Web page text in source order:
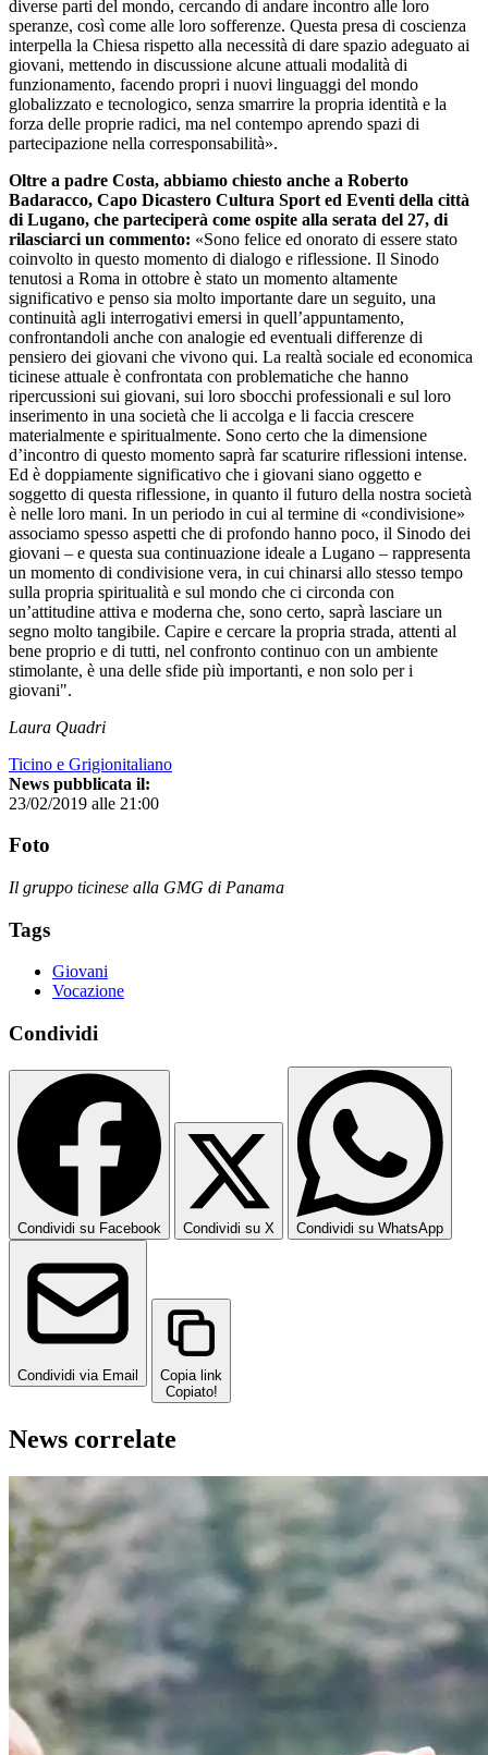
diverse parti del mondo, cercando di andare incontro alle loro
speranze, così come alle loro sofferenze. Questa presa di coscienza
interpella la Chiesa rispetto alla necessità di dare spazio adeguato ai
giovani, mettendo in discussione alcune attuali modalità di
funzionamento, facendo propri i nuovi linguaggi del mondo
globalizzato e tecnologico, senza smarrire la propria identità e la
forza delle proprie radici, ma nel contempo aprendo spazi di
partecipazione nella corresponsabilità».
Oltre a padre Costa, abbiamo chiesto anche a Roberto
Badaracco, Capo Dicastero Cultura Sport ed Eventi della città
di Lugano, che parteciperà come ospite alla serata del 27, di
rilasciarci un commento: «Sono felice ed onorato di essere stato
coinvolto in questo momento di dialogo e riflessione. Il Sinodo
tenutosi a Roma in ottobre è stato un momento altamente
significativo e penso sia molto importante dare un seguito, una
continuità agli interrogativi emersi in quell’appuntamento,
confrontandoli anche con analogie ed eventuali differenze di
pensiero dei giovani che vivono qui. La realtà sociale ed economica
ticinese attuale è confrontata con problematiche che hanno
ripercussioni sui giovani, sui loro sbocchi professionali e sul loro
inserimento in una società che li accolga e li faccia crescere
materialmente e spiritualmente. Sono certo che la dimensione
d’incontro di questo momento saprà far scaturire riflessioni intense.
Ed è doppiamente significativo che i giovani siano oggetto e
soggetto di questa riflessione, in quanto il futuro della nostra società
è nelle loro mani. In un periodo in cui al termine di «condivisione»
associamo spesso aspetti che di profondo hanno poco, il Sinodo dei
giovani – e questa sua continuazione ideale a Lugano – rappresenta
un momento di condivisione vera, in cui chinarsi allo stesso tempo
sulla propria spiritualità e sul mondo che ci circonda con
un’attitudine attiva e moderna che, sono certo, saprà lasciare un
segno molto tangibile. Capire e cercare la propria strada, attenti al
bene proprio e di tutti, nel confronto continuo con un ambiente
stimolante, è una delle sfide più importanti, e non solo per i
giovani".
Laura Quadri
Ticino e Grigionitaliano
News pubblicata il:
23/02/2019 alle 21:00
Foto
Il gruppo ticinese alla GMG di Panama
Tags
Giovani
Vocazione
Condividi
Condividi su Facebook Condividi su X Condividi su WhatsApp
Condividi via Email
Copia link
Copiato!
News correlate